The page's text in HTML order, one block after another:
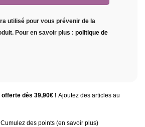
utilisé pour vous prévenir de la
Pour en savoir plus : politique de
dès 39,90€ ! Ajoutez des articles au
des points (en savoir plus)